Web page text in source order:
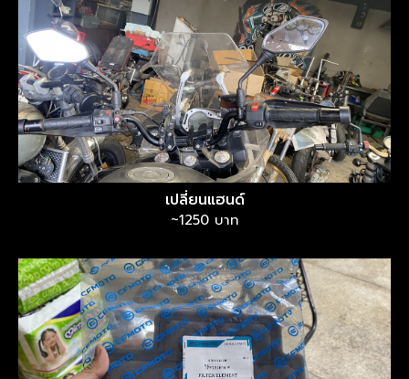
เปลี่ยนแฮนด์
~1250 บาท